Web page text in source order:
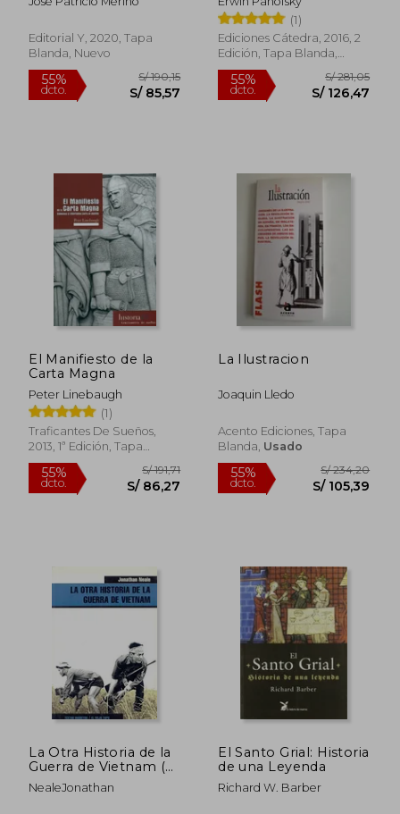
dcto.
S/ 159,03
S/ 71,56
55%
dcto.
S/ 107,65
55%
dcto.
Editorial Y, 2020, Tapa
Blanda, Nuevo
(1)
Ediciones Cátedra, 2016, 2
Edición, Tapa Blanda,
Nuevo
El Manifiesto de la
Carta Magna
Peter Linebaugh
(1)
Traficantes De Sueños,
2013, 1ª Edición, Tapa
Blanda, Nuevo
La Ilustracion
Joaquin Lledo
Acento Ediciones, Tapa
Blanda, Usado
La Otra Historia de la
Guerra de Vietnam (el
Viejo Topo)
NealeJonathan
El Santo Grial: Historia
de una Leyenda
Richard W. Barber